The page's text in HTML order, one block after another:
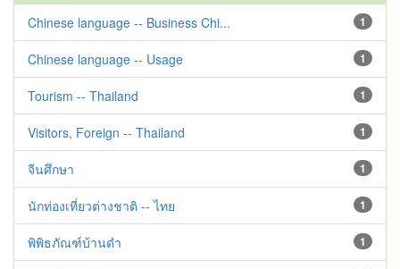
1
Chinese language -- Business Chi...
1
Chinese language -- Usage
1
Tourism -- Thailand
1
Visitors, Foreign -- Thailand
1
จีนศึกษา
1
นักท่องเที่ยวต่างชาติ -- ไทย
1
พิพิธภัณฑ์บ้านดำ